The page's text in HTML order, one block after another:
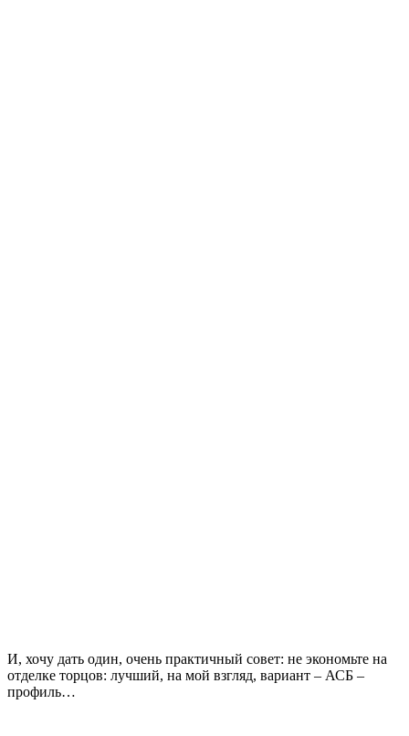
И, хочу дать один, очень практичный совет: не экономьте на
отделке торцов: лучший, на мой взгляд, вариант – АСБ –
профиль…